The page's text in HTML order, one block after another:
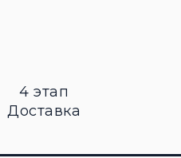
4 этап
Доставка